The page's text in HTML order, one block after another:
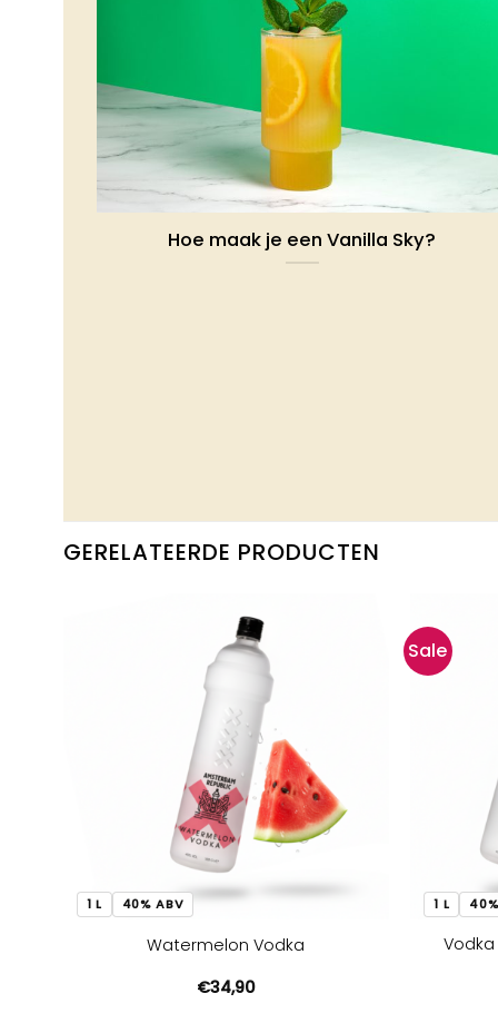
Hoe maak je een Vanilla Sky?
GERELATEERDE PRODUCTEN
1 L 40% ABV
Watermelon Vodka
€34,90
Sale
1 L
Vodka